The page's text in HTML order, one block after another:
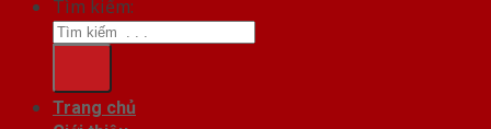
Tìm kiếm:
Trang chủ